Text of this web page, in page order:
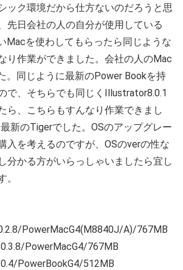
ック環境だから仕方ないのだろうと思
先日会社の人の自分が使用している
Macを使わしてもらったら同じような
り作業ができました。会社の人のMac
。同じように最新のPower Bookを持
で、そちらでも同じくIllustrator8.0.1
ら、こちらもすんなり作業できまし
新のTigerでした。OSのアップグレー
入を考えるのですが、OSのverの性な
分かる方がいらっしゃいましたら宜し
。
PowerMacG4(M8840J/A)/767MB
PowerMacG4/767MB
PowerBookG4/512MB